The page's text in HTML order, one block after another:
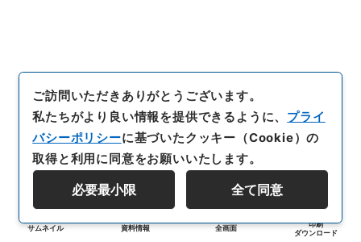
サムネイル 資料情報 全画面
印刷
ダウンロード
ご訪問いただきありがとうございます。
私たちがより良い情報を提供できるように、 プライ
バシーポリシーに基づいたクッキー（Cookie）の
取得と利用に同意をお願いいたします。
必要最小限 全て同意